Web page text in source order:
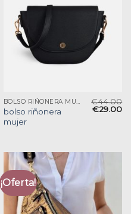
bolso riñonera
mujer
€44.00
€29.00
¡Oferta!